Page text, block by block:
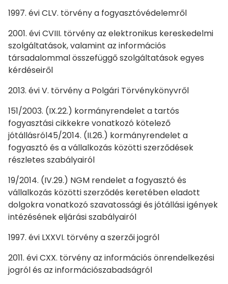
1997. évi CLV. törvény a fogyasztóvédelemről
2001. évi CVIII. törvény az elektronikus kereskedelmi
szolgáltatások, valamint az információs
társadalommal összefüggő szolgáltatások egyes
kérdéseiről
2013. évi V. törvény a Polgári Törvénykönyvről
151/2003. (IX.22.) kormányrendelet a tartós
fogyasztási cikkekre vonatkozó kötelező
jótállásról45/2014. (II.26.) kormányrendelet a
fogyasztó és a vállalkozás közötti szerződések
részletes szabályairól
19/2014. (IV.29.) NGM rendelet a fogyasztó és
vállalkozás közötti szerződés keretében eladott
dolgokra vonatkozó szavatossági és jótállási igények
intézésének eljárási szabályairól
1997. évi LXXVI. törvény a szerzői jogról
2011. évi CXX. törvény az információs önrendelkezési
jogról és az információszabadságról